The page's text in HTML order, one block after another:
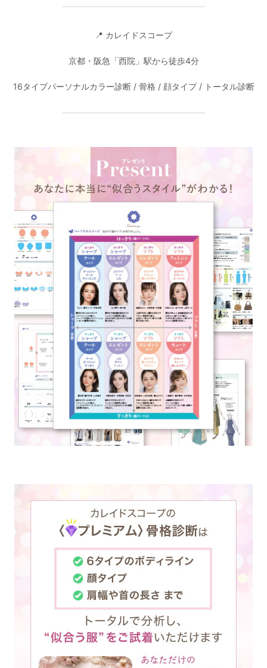
━━━━━━━━━━━━━━━
📍 カレイドスコープ
京都・阪急「西院」駅から徒歩4分
16タイプパーソナルカラー診断 / 骨格 / 顔タイプ / トータル診断
━━━━━━━━━━━━━━━